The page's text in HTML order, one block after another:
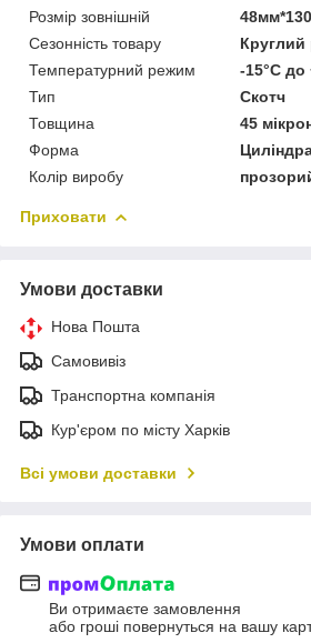
Розмір зовнішній
Сезонність товару
Круглий
Температурний режим
-15°С до
Тип
Скотч
Товщина
45
Форма
Колір виробу
Приховати
Умови доставки
Нова Пошта
Самовивіз
Транспортна компанія
Кур'єром по місту Харків
Всі умови доставки
Умови оплати
Ви отримаєте замовлення
або гроші повернуться на вашу